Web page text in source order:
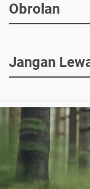
Obrolan
Jangan